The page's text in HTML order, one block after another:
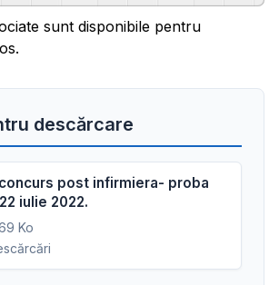
sunt disponibile pentru
descărcare
post infirmiera- proba
iulie 2022.
Ko